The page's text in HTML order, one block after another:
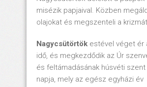
misézik papjaival. Közben
olajokat és megszenteli a
Nagycsütörtök estével véget ér
idő, és megkezdődik az Úr
és feltámadásának húsvéti szent
napja, mely az egész egyházi év